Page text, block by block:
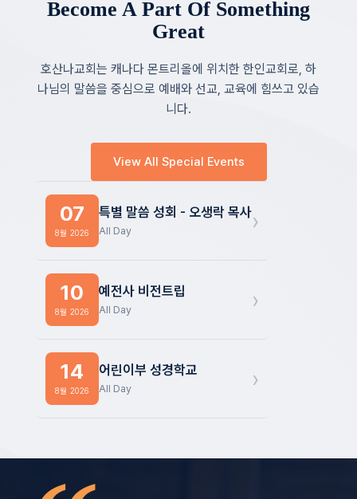
Become A Part Of Something
Great
호산나교회는 캐나다 몬트리올에 위치한 한인교회로, 하
나님의 말씀을 중심으로 예배와 선교, 교육에 힘쓰고 있습
니다.
View All Special Events
07
8월 2026
특별 말씀 성회 - 오생락 목사
All Day ›
10
8월 2026
예전사 비전트립
All Day ›
14
8월 2026
어린이부 성경학교
All Day ›